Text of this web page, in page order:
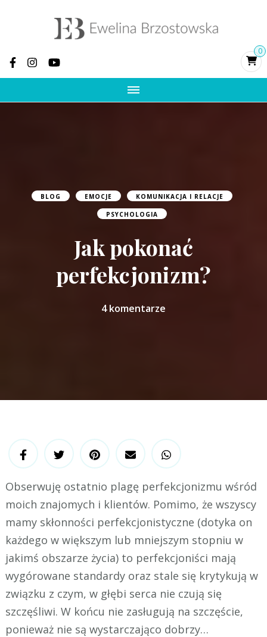
Brzostowska –
psycholożka i
i trauma
Psychoterapia, terapia par, rozwój osobisty,
0
BLOG EMOCJE KOMUNIKACJA I RELACJE
PSYCHOLOGIA
Jak pokonać
perfekcjonizm?
4 komentarze
Obserwuję ostatnio plagę perfekcjonizmu wśród
moich znajomych i klientów. Pomimo, że wszyscy
mamy skłonności perfekcjonistyczne (dotyka on
każdego w większym lub mniejszym stopniu w
jakimś obszarze życia) to perfekcjoniści mają
wygórowane standardy oraz stale się krytykują w
związku z czym, w głębi serca nie czują się
szczęśliwi. W końcu nie zasługują na szczęście,
ponieważ nie są wystarczająco dobrzy…